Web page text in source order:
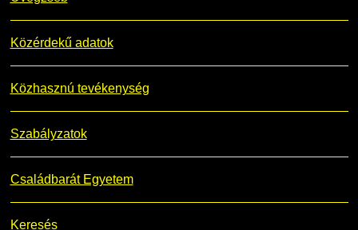
Közérdekű adatok
Közhasznú tevékenység
Szabályzatok
Családbarát Egyetem
Keresés